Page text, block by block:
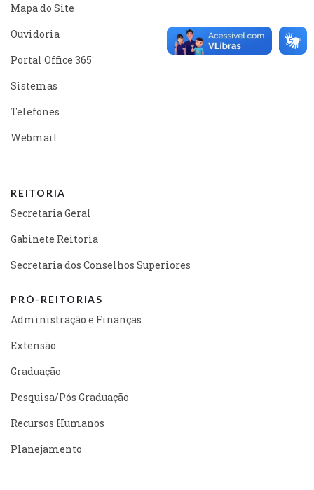
Mapa do Site
Ouvidoria
Portal Office 365
Sistemas
Telefones
Webmail
REITORIA
Secretaria Geral
Gabinete Reitoria
Secretaria dos Conselhos Superiores
PRÓ-REITORIAS
Administração e Finanças
Extensão
Graduação
Pesquisa/Pós Graduação
Recursos Humanos
Planejamento